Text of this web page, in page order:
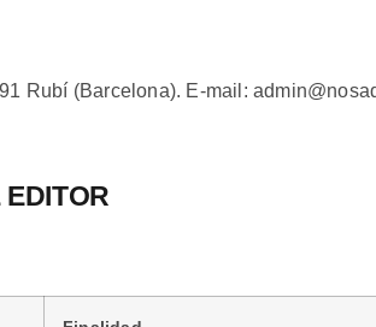
Rubí (Barcelona). E-mail: